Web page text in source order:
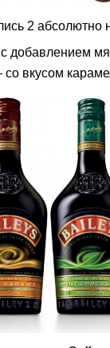
2 абсолютно
добавлением
вкусом